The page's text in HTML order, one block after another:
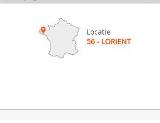
Locatie
56 - LORIENT